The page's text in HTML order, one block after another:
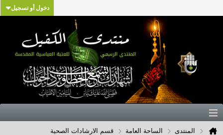
دخول أو تسجيل
المنتدى الساحة العامة
قسم الارشادات الصحية